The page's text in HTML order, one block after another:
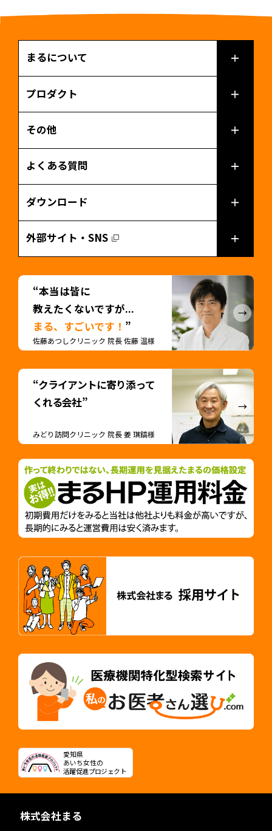
まるについて
プロダクト
その他
よくある質問
ダウンロード
外部サイト・SNS
“本当は皆に
教えたくないですが...
まる、すごいです！ ”
佐藤あつしクリニック 院長 佐藤 温様
“クライアントに寄り添って
くれる会社”
みどり訪問クリニック 院長 姜 琪鎬様
愛知県
あいち女性の
活躍促進プロジェクト
株式会社まる